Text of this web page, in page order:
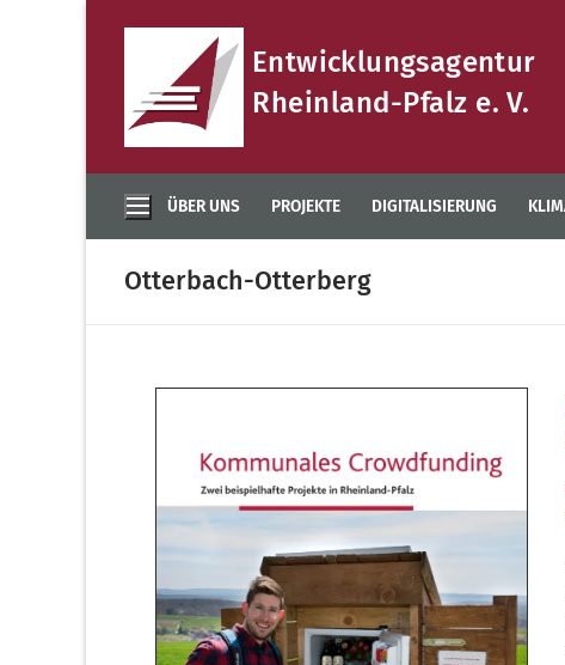
Entwicklungsagentur
Rheinland-Pfalz e. V.
ÜBER UNS PROJEKTE DIGITALISIERUNG
Otterbach-Otterberg